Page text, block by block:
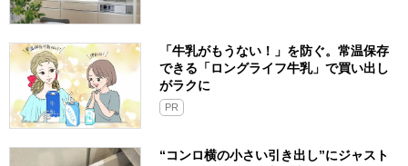
「牛乳がもうない！」を防ぐ。常温保存
できる「ロングライフ牛乳」で買い出し
がラクに
PR
“コンロ横の小さい引き出し”にジャスト